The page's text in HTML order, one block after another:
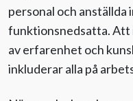
personal och anställda
funktionsnedsatta. Att
av erfarenhet och
inkluderar alla på